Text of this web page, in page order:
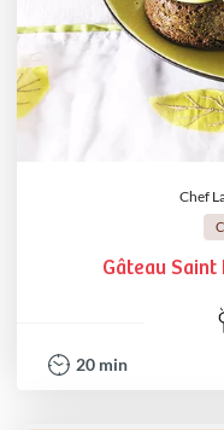
Chef
Gâteau
20 min